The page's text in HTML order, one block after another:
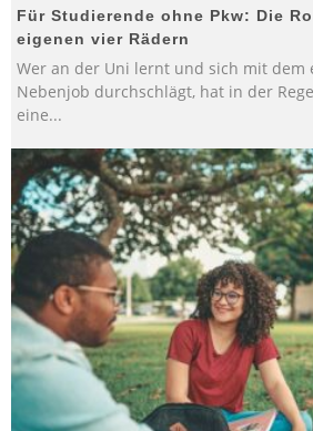
Für Studierende ohne Pkw: Die
eigenen vier Rädern
Wer an der Uni lernt und sich mit dem
Nebenjob durchschlägt, hat in der
eine...